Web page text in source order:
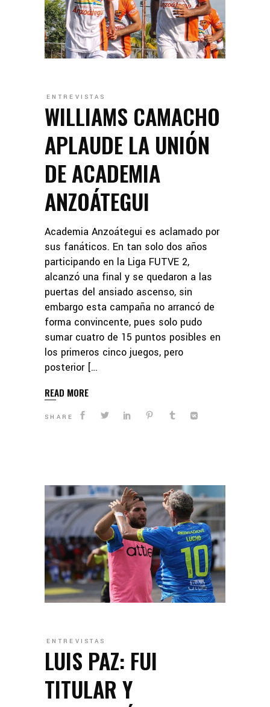
ENTREVISTAS
WILLIAMS CAMACHO
APLAUDE LA UNIÓN
DE ACADEMIA
ANZOÁTEGUI
Academia Anzoátegui es aclamado por
sus fanáticos. En tan solo dos años
participando en la Liga FUTVE 2,
alcanzó una final y se quedaron a las
puertas del ansiado ascenso, sin
embargo esta campaña no arrancó de
forma convincente, pues solo pudo
sumar cuatro de 15 puntos posibles en
los primeros cinco juegos, pero
posterior […
READ MORE
SHARE
ENTREVISTAS
LUIS PAZ: FUI
TITULAR Y